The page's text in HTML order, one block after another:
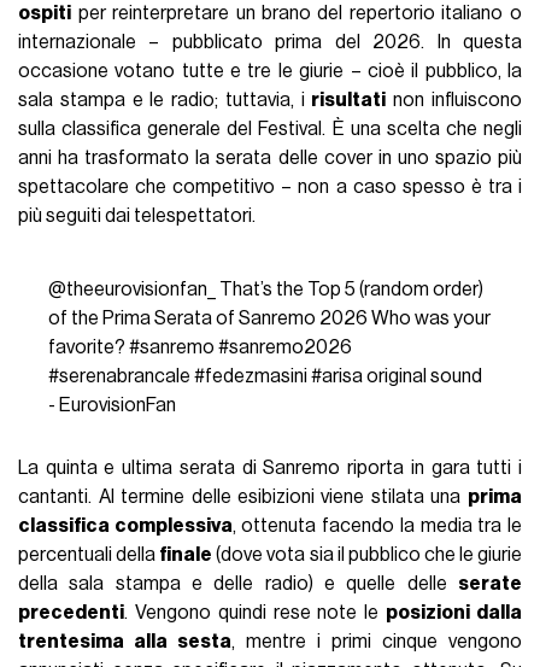
ospiti per reinterpretare un brano del repertorio italiano o
internazionale – pubblicato prima del 2026. In questa
occasione votano tutte e tre le giurie – cioè il pubblico, la
sala stampa e le radio; tuttavia, i risultati non influiscono
sulla classifica generale del Festival. È una scelta che negli
anni ha trasformato la serata delle cover in uno spazio più
spettacolare che competitivo – non a caso spesso è tra i
più seguiti dai telespettatori.
@theeurovisionfan_
That’s the Top 5 (random order)
of the Prima Serata of Sanremo 2026 Who was your
favorite? #sanremo #sanremo2026
#serenabrancale #fedezmasini #arisaoriginal sound
- EurovisionFan
La quinta e ultima serata di Sanremo riporta in gara tutti i
cantanti. Al termine delle esibizioni viene stilata una prima
classifica complessiva, ottenuta facendo la media tra le
percentuali della finale (dove vota sia il pubblico che le giurie
della sala stampa e delle radio) e quelle delle serate
precedenti. Vengono quindi rese note le posizioni dalla
trentesima alla sesta, mentre i primi cinque vengono